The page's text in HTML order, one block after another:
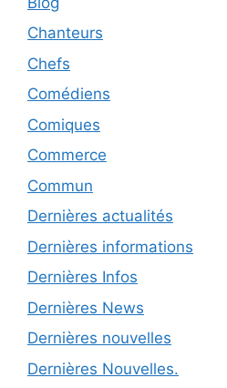
Chanteurs
Chefs
Comédiens
Comiques
Commerce
Commun
Dernières actualités
Dernières informations
Dernières Infos
Dernières News
Dernières nouvelles
Dernières Nouvelles.